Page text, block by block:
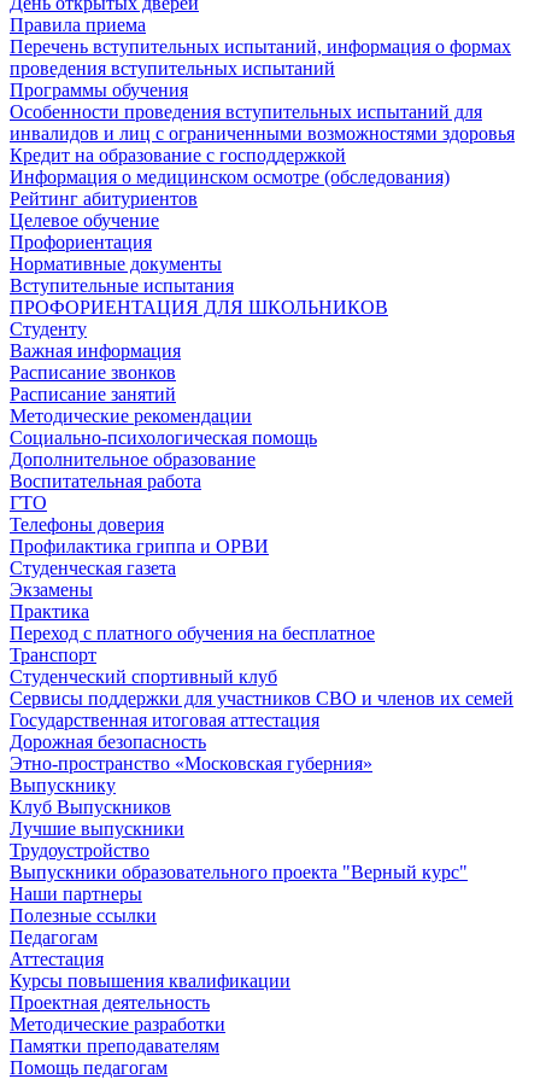
Правила приема
Перечень вступительных испытаний, информация о формах
проведения вступительных испытаний
Программы обучения
Особенности проведения вступительных испытаний для
инвалидов и лиц с ограниченными возможностями здоровья
Кредит на образование с господдержкой
Информация о медицинском осмотре (обследования)
Рейтинг абитуриентов
Целевое обучение
Профориентация
Нормативные документы
Вступительные испытания
ПРОФОРИЕНТАЦИЯ ДЛЯ ШКОЛЬНИКОВ
Студенту
Важная информация
Расписание звонков
Расписание занятий
Методические рекомендации
Социально-психологическая помощь
Дополнительное образование
Воспитательная работа
ГТО
Телефоны доверия
Профилактика гриппа и ОРВИ
Cтуденческая газета
Экзамены
Практика
Переход с платного обучения на бесплатное
Транспорт
Студенческий спортивный клуб
Сервисы поддержки для участников СВО и членов их семей
Государственная итоговая аттестация
Дорожная безопасность
Этно-пространство «Московская губерния»
Выпускнику
Клуб Выпускников
Лучшие выпускники
Трудоустройство
Выпускники образовательного проекта "Верный курс"
Наши партнеры
Полезные ссылки
Педагогам
Аттестация
Курсы повышения квалификации
Проектная деятельность
Методические разработки
Памятки преподавателям
Помощь педагогам